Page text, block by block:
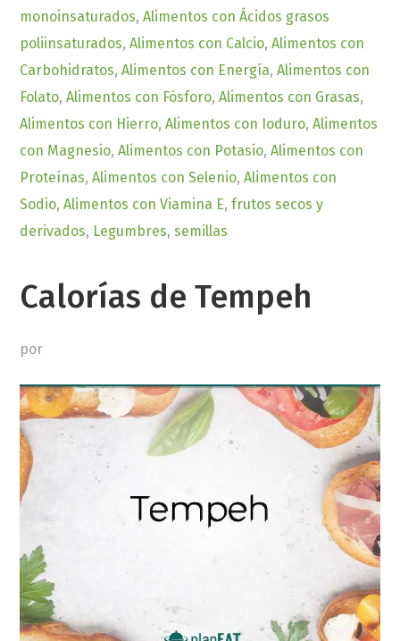
monoinsaturados,Alimentos con Ácidos grasos
poliinsaturados,Alimentos con Calcio,Alimentos con
Carbohidratos,Alimentos con Energía,Alimentos con
Folato,Alimentos con Fósforo,Alimentos con Grasas,
Alimentos con Hierro,Alimentos con Ioduro,Alimentos
con Magnesio,Alimentos con Potasio,Alimentos con
Proteínas,Alimentos con Selenio,Alimentos con
Sodio,Alimentos con Viamina E,frutos secos y
derivados, Legumbres, semillas
Calorías de Tempeh
por